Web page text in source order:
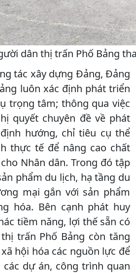
dân thị trấn Phố Bảng
tác xây dựng Đảng, Đảng
luôn xác định phát triển
trọng tâm; thông qua việc
quyết chuyên đề về phát
hướng, chỉ tiêu cụ thể
thực tế để nâng cao chất
Nhân dân. Trong đó tập
phẩm du lịch, hạ tầng du
mại gắn với sản phẩm
hóa. Bên cạnh phát huy
tiềm năng, lợi thế sẵn có
trấn Phố Bảng còn tăng
hội hóa các nguồn lực để
dự án, công trình quan